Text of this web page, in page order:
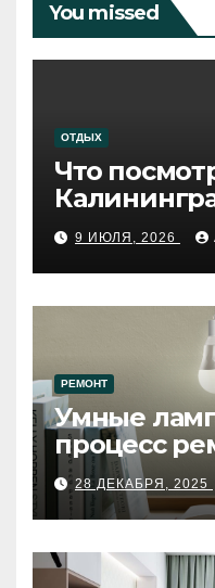
You missed
ОТДЫХ
Что
западному
9 ИЮЛЯ, 2026
РЕМОНТ
Умные
процесс
28 ДЕКАБРЯ, 2025